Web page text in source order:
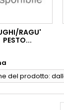
RAGU'
PESTO...
del prodotto: